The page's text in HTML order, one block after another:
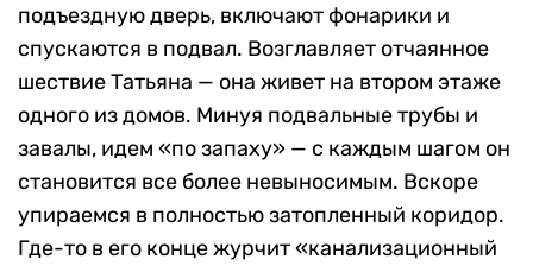
подъездную дверь, включают фонарики и
спускаются в подвал. Возглавляет отчаянное
шествие Татьяна — она живет на втором этаже
одного из домов. Минуя подвальные трубы и
завалы, идем «по запаху» — с каждым шагом он
становится все более невыносимым. Вскоре
упираемся в полностью затопленный коридор.
Где-то в его конце журчит «канализационный